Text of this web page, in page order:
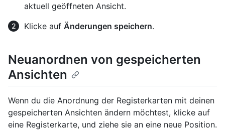
aktuell geöffneten Ansicht.
Klicke auf Änderungen speichern.
Neuanordnen von gespeicherten
Ansichten
Wenn du die Anordnung der Registerkarten mit deinen
gespeicherten Ansichten ändern möchtest, klicke auf
eine Registerkarte, und ziehe sie an eine neue Position.